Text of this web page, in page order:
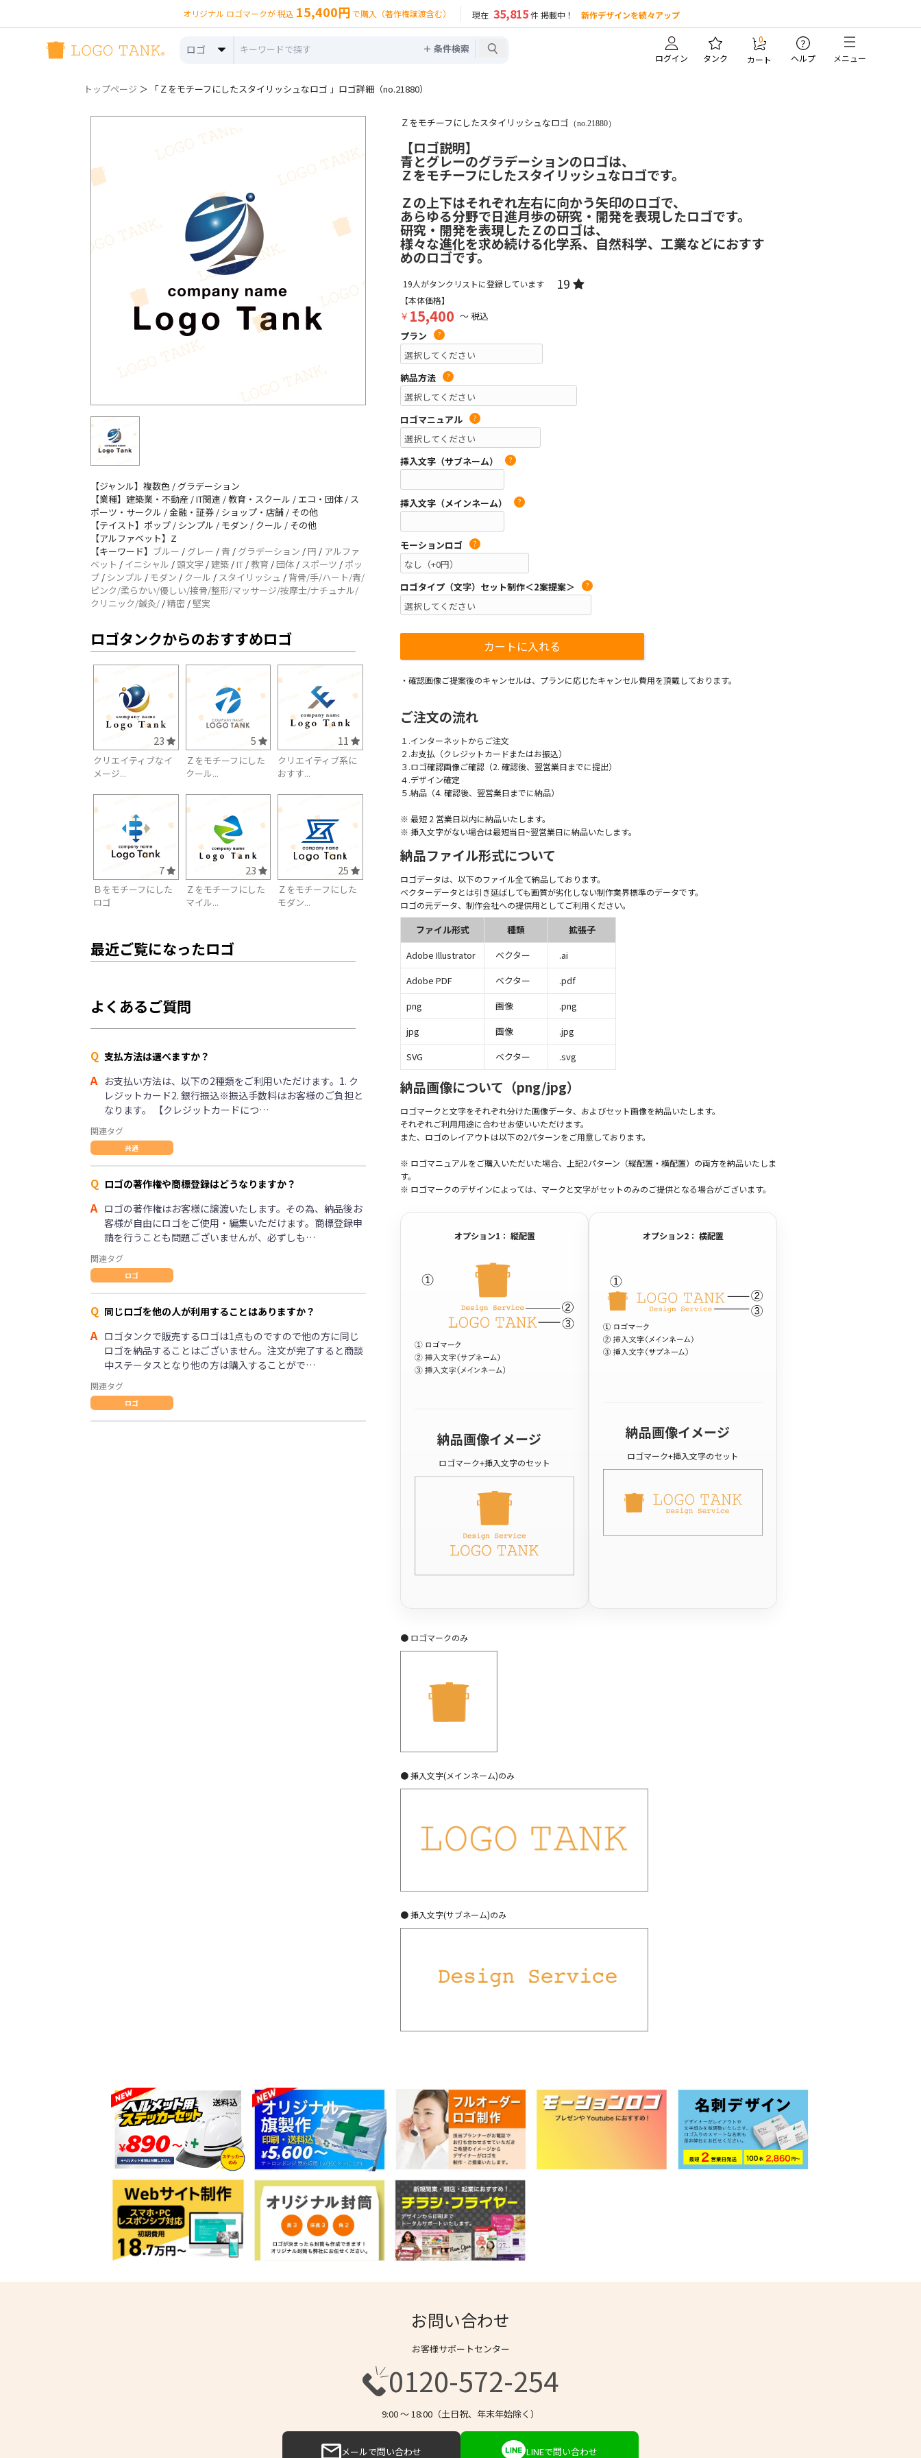
オリジナル ロゴマークが 税込 15,400円 で購入（著作権譲渡含む） 現在 35,815件 掲載中！ 新作デザインを続々アップ
ロゴ ＋ 条件検索
ログイン タンク
0
カート
?
ヘルプ メニュー
トップページ ＞ 「Ｚをモチーフにしたスタイリッシュなロゴ 」ロゴ詳細（no.21880）
【ジャンル】複数色 / グラデーション
【業種】建築業・不動産 / IT関連 / 教育・スクール / エコ・団体 / ス
ポーツ・サークル / 金融・証券 / ショップ・店舗 / その他
【テイスト】ポップ / シンプル / モダン / クール / その他
【アルファベット】Z
【キーワード】 ブルー / グレー / 青 / グラデーション /円 / アルファ
ベット / イニシャル / 頭文字 /建築 /IT / 教育 /団体 / スポーツ / ポッ
プ / シンプル / モダン / クール / スタイリッシュ / 背骨/手/ハート/青/
ピンク/柔らかい/優しい/接骨/整形/マッサージ/按摩士/ナチュナル/
クリニック/鍼灸/ /精密 / 堅実
ロゴタンクからのおすすめロゴ
23
クリエイティブなイ
メージ...
5
Ｚをモチーフにした
クール...
11
クリエイティブ系に
おすす...
7
Ｂをモチーフにした
ロゴ
23
Ｚをモチーフにした
マイル...
25
Ｚをモチーフにした
モダン...
最近ご覧になったロゴ
よくあるご質問
Q 支払方法は選べますか？
A お支払い方法は、以下の2種類をご利用いただけます。1. ク
レジットカード2. 銀行振込※振込手数料はお客様のご負担と
なります。 【クレジットカードにつ…
関連タグ
共通
Q ロゴの著作権や商標登録はどうなりますか？
A ロゴの著作権はお客様に譲渡いたします。その為、納品後お
客様が自由にロゴをご使用・編集いただけます。商標登録申
請を行うことも問題ございませんが、必ずしも…
関連タグ
ロゴ
Q 同じロゴを他の人が利用することはありますか？
A ロゴタンクで販売するロゴは1点ものですので他の方に同じ
ロゴを納品することはございません。注文が完了すると商談
中ステータスとなり他の方は購入することがで…
関連タグ
ロゴ
Ｚをモチーフにしたスタイリッシュなロゴ （no.21880）
【ロゴ説明】
青とグレーのグラデーションのロゴは、
Ｚをモチーフにしたスタイリッシュなロゴです。
Ｚの上下はそれぞれ左右に向かう矢印のロゴで、
あらゆる分野で日進月歩の研究・開発を表現したロゴです。
研究・開発を表現したＺのロゴは、
様々な進化を求め続ける化学系、自然科学、工業などにおすす
めのロゴです。
19人がタンクリストに登録しています 19
【本体価格】
￥ 15,400 ～ 税込
プラン
?
納品方法 ?
ロゴマニュアル ?
挿入文字（サブネーム） ?
挿入文字（メインネーム） ?
モーションロゴ ?
ロゴタイプ（文字）セット制作＜2案提案＞ ?
・確認画像ご提案後のキャンセルは、プランに応じたキャンセル費用を頂戴しております。
ご注文の流れ
１.インターネットからご注文
２.お支払（クレジットカードまたはお振込）
３.ロゴ確認画像ご確認（2. 確認後、翌営業日までに提出）
４.デザイン確定
５.納品（4. 確認後、翌営業日までに納品）
※ 最短 2 営業日以内に納品いたします。
※ 挿入文字がない場合は最短当日~翌営業日に納品いたします。
納品ファイル形式について
ロゴデータは、以下のファイル全て納品しております。
ベクターデータとは引き延ばしても画質が劣化しない制作業界標準のデータです。
ロゴの元データ、制作会社への提供用としてご利用ください。
ファイル形式 種類
拡張子
Adobe Illustrator
ベクター
.ai
Adobe PDF
ベクター
.pdf
png
画像
.png
jpg
画像
.jpg
SVG
ベクター .svg
納品画像について（png/jpg）
ロゴマークと文字をそれぞれ分けた画像データ、およびセット画像を納品いたします。
それぞれご利用用途に合わせお使いいただけます。
また、ロゴのレイアウトは以下の2パターンをご用意しております。
※ ロゴマニュアルをご購入いただいた場合、上記2パターン（縦配置・横配置）の両方を納品いたしま
す。
※ ロゴマークのデザインによっては、マークと文字がセットのみのご提供となる場合がございます。
オプション1： 縦配置
納品画像イメージ
ロゴマーク+挿入文字のセット
オプション2： 横配置
納品画像イメージ
ロゴマーク+挿入文字のセット
● ロゴマークのみ
● 挿入文字(メインネーム)のみ
● 挿入文字(サブネーム)のみ
お問い合わせ
お客様サポートセンター
0120-572-254
9:00 〜 18:00（土日祝、年末年始除く）
メールで問い合わせ LINEで問い合わせ